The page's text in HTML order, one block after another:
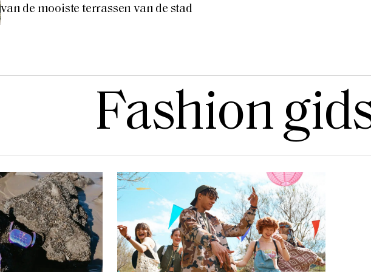
van de mooiste terrassen van de stad
Fashion